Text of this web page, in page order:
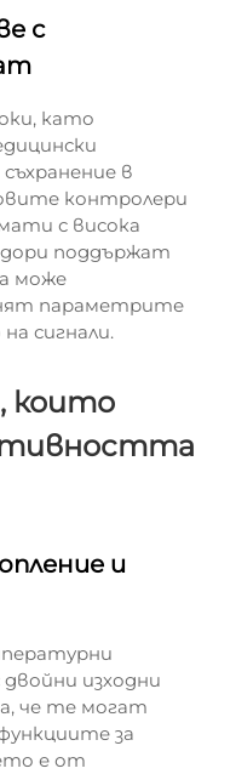
с
като
в
контролери
с висока
поддържат
може
параметрите
сигнали.
които
и
изходни
че те могат
за
е от